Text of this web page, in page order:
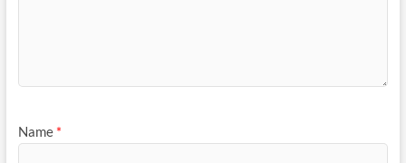
Name *